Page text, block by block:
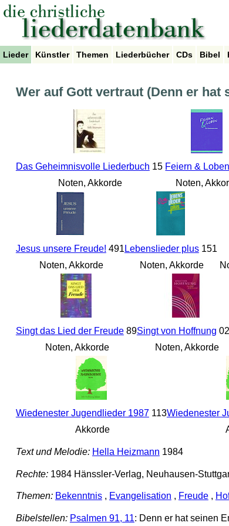
Lieder Künstler Themen Liederbücher CDs Bibel
Wer auf Gott vertraut (Denn er hat
Das Geheimnisvolle Liederbuch 15
Noten, Akkorde
Feiern & Loben
Noten,
Jesus unsere Freude! 491
Noten, Akkorde
Lebenslieder plus151
Noten, Akkorde
Singt das Lied der Freude89
Noten, Akkorde
Singt von Hoffnung
Noten, Akkorde
Wiedenester Jugendlieder 1987113
Akkorde
Wiedenester
Text und Melodie: Hella Heizmann 1984
Rechte:1984 Hänssler-Verlag, Neuhausen-
Themen: Bekenntnis, Evangelisation , Freude,
Bibelstellen: Psalmen 91, 11: Denn er hat seinen